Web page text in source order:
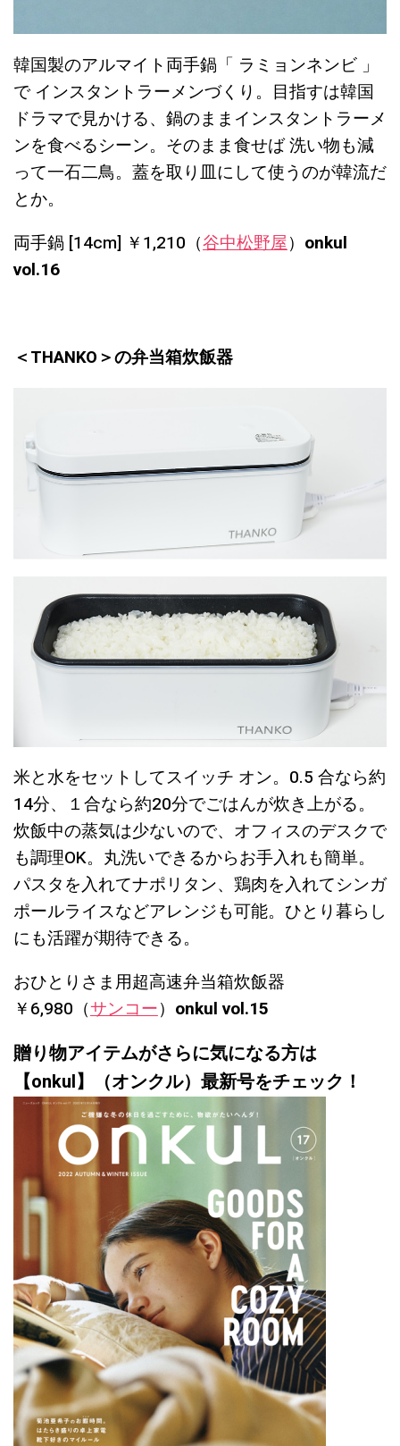
韓国製のアルマイト両手鍋「 ラミョンネンビ 」
で インスタントラーメンづくり。目指すは韓国
ドラマで見かける、鍋のままインスタントラーメ
ンを食べるシーン。そのまま食せば 洗い物も減
って一石二鳥。蓋を取り皿にして使うのが韓流だ
とか。
両手鍋 [14cm] ￥1,210（谷中松野屋） onkul
vol.16
＜THANKO＞の弁当箱炊飯器
米と水をセットしてスイッチ オン。0.5 合なら約
14分、１合なら約20分でごはんが炊き上がる。
炊飯中の蒸気は少ないので、オフィスのデスクで
も調理OK。丸洗いできるからお手入れも簡単。
パスタを入れてナポリタン、鶏肉を入れてシンガ
ポールライスなどアレンジも可能。ひとり暮らし
にも活躍が期待できる。
おひとりさま用超高速弁当箱炊飯器
￥6,980（サンコー） onkul vol.15
贈り物アイテムがさらに気になる方は
【onkul】（オンクル）最新号をチェック！